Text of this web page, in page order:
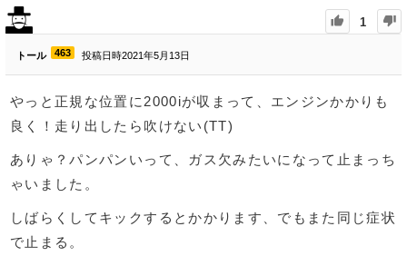
1
トール 463 投稿日時2021年5月13日
やっと正規な位置に2000iが収まって、エンジンかかりも
良く！走り出したら吹けない(TT)
ありゃ？パンパンいって、ガス欠みたいになって止まっち
ゃいました。
しばらくしてキックするとかかります、でもまた同じ症状
で止まる。